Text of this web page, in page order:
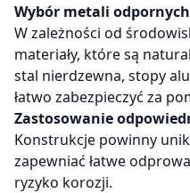
Wybór metali
W zależności od
materiały, które są
stal nierdzewna, stopy
łatwo zabezpieczyć za
Zastosowanie
Konstrukcje powinny
zapewniać łatwe
ryzyko korozji.